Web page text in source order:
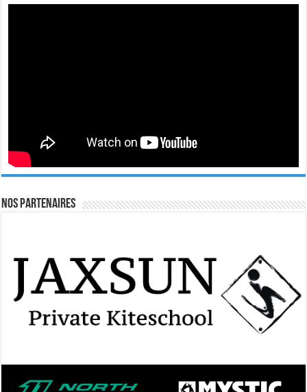
Nos Partenaires